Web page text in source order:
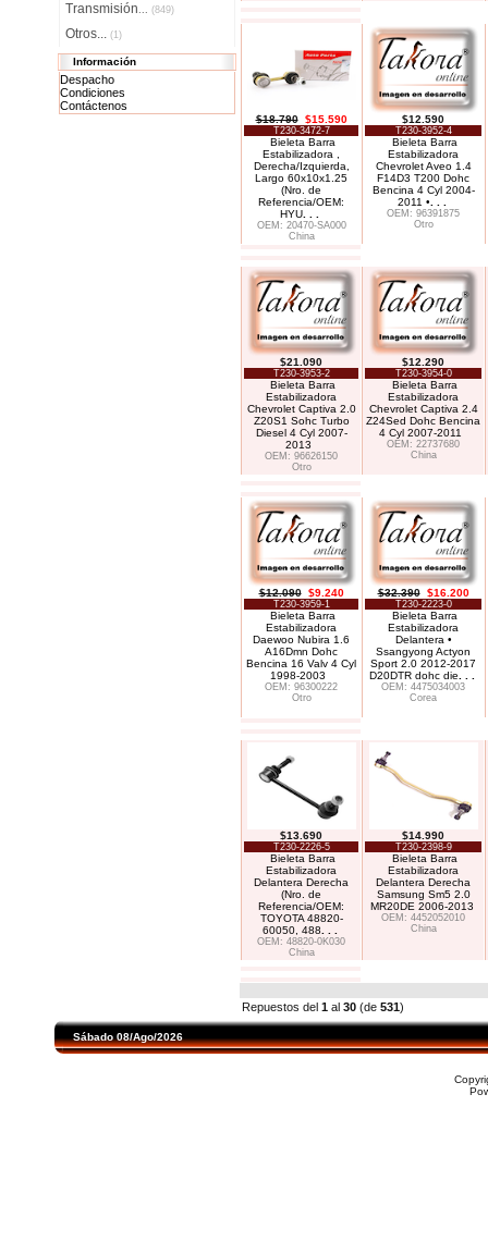
Transmisión... (849)
Otros... (1)
Información
Despacho
Condiciones
Contáctenos
$18.790 $15.590
T230-3472-7
Bieleta Barra
Estabilizadora ,
Derecha/Izquierda,
Largo 60x10x1.25
(Nro. de
Referencia/OEM:
HYU
OEM: 20470-SA000
China
$12.590
T230-3952-4
Bieleta Barra
Estabilizadora
Chevrolet Aveo 1.4
F14D3 T200 Dohc
Bencina 4 Cyl 2004-
2011 •
OEM: 96391875
Otro
$21.090
T230-3953-2
Bieleta Barra
Estabilizadora
Chevrolet Captiva 2.0
Z20S1 Sohc Turbo
Diesel 4 Cyl 2007-
2013
OEM: 96626150
Otro
$12.290
T230-3954-0
Bieleta Barra
Estabilizadora
Chevrolet Captiva 2.4
Z24Sed Dohc Bencina
4 Cyl 2007-2011
OEM: 22737680
China
$12.090 $9.240
T230-3959-1
Bieleta Barra
Estabilizadora
Daewoo Nubira 1.6
A16Dmn Dohc
Bencina 16 Valv 4 Cyl
1998-2003
OEM: 96300222
Otro
$32.390 $16.200
T230-2223-0
Bieleta Barra
Estabilizadora
Delantera •
Ssangyong Actyon
Sport 2.0 2012-2017
D20DTR dohc die
OEM: 4475034003
Corea
$13.690
T230-2226-5
Bieleta Barra
Estabilizadora
Delantera Derecha
(Nro. de
Referencia/OEM:
TOYOTA 48820-
60050, 488
OEM: 48820-0K030
China
$14.990
T230-2398-9
Bieleta Barra
Estabilizadora
Delantera Derecha
Samsung Sm5 2.0
MR20DE 2006-2013
OEM: 4452052010
China
Repuestos del 1 al 30 (de 531)
Sábado 08/Ago/2026